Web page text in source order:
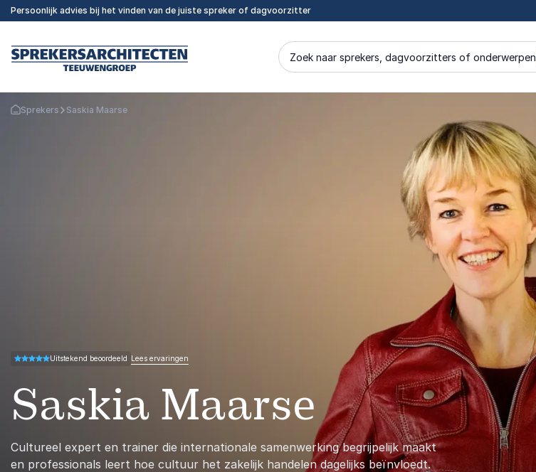
Persoonlijk advies bij het vinden van de juiste spreker of dagvoorzitter
Zoek naar sprekers, dagvoorzitters of onderwerpen
Terug naar de startpagina
Sprekers Saskia Maarse
Saskia Maarse
Cultureel expert en trainer die internationale samenwerking begrijpelijk maakt
en professionals leert hoe cultuur het zakelijk handelen dagelijks beïnvloedt.
4.50 van 5Uitstekend beoordeeld Lees ervaringen